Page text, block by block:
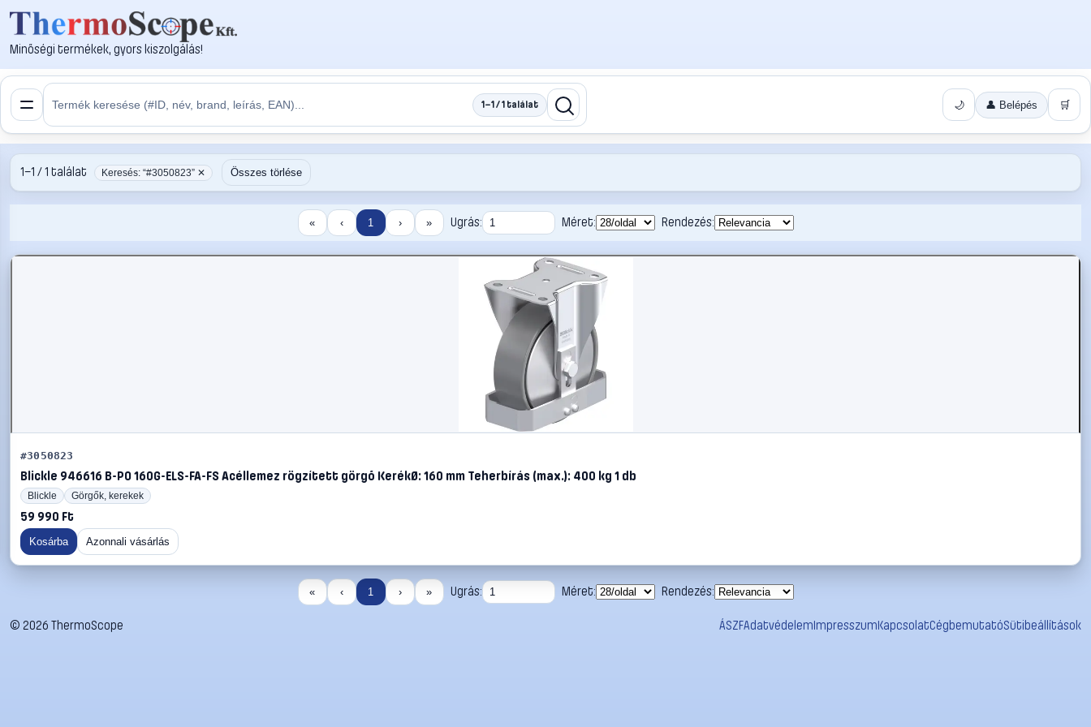
Minőségi termékek, gyors kiszolgálás!
1–1 / 1 találat 🌙 👤 Belépés 🛒
1–1 / 1 találat Keresés: “#3050823” ✕ Összes törlése
« ‹ 1 › » Ugrás: Méret: Rendezés:
#3050823
Blickle 946616 B-PO 160G-ELS-FA-FS Acéllemez rögzített görgő KerékØ: 160 mm Teherbírás (max.): 400 kg 1 db
Blickle Görgők, kerekek
59 990 Ft
Kosárba Azonnali vásárlás
« ‹ 1 › » Ugrás: Méret: Rendezés:
© 2026 ThermoScope ÁSZFAdatvédelemImpresszumKapcsolatCégbemutatóSütibeállítások